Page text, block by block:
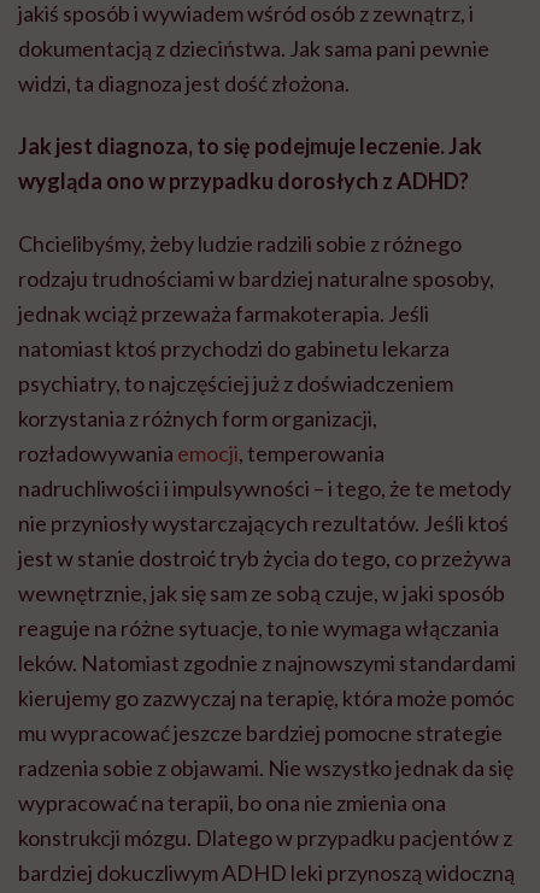
jakiś sposób i wywiadem wśród osób z zewnątrz, i
dokumentacją z dzieciństwa. Jak sama pani pewnie
widzi, ta diagnoza jest dość złożona.
Jak jest diagnoza, to się podejmuje leczenie. Jak
wygląda ono w przypadku dorosłych z ADHD?
Chcielibyśmy, żeby ludzie radzili sobie z różnego
rodzaju trudnościami w bardziej naturalne sposoby,
jednak wciąż przeważa farmakoterapia. Jeśli
natomiast ktoś przychodzi do gabinetu lekarza
psychiatry, to najczęściej już z doświadczeniem
korzystania z różnych form organizacji,
rozładowywania emocji, temperowania
nadruchliwości i impulsywności – i tego, że te metody
nie przyniosły wystarczających rezultatów. Jeśli ktoś
jest w stanie dostroić tryb życia do tego, co przeżywa
wewnętrznie, jak się sam ze sobą czuje, w jaki sposób
reaguje na różne sytuacje, to nie wymaga włączania
leków. Natomiast zgodnie z najnowszymi standardami
kierujemy go zazwyczaj na terapię, która może pomóc
mu wypracować jeszcze bardziej pomocne strategie
radzenia sobie z objawami. Nie wszystko jednak da się
wypracować na terapii, bo ona nie zmienia ona
konstrukcji mózgu. Dlatego w przypadku pacjentów z
bardziej dokuczliwym ADHD leki przynoszą widoczną